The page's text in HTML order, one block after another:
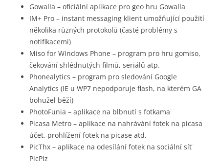
Gowalla – oficiální aplikace pro geo hru Gowalla
IM+ Pro – instant messaging klient umožňující použití
několika různých protokolů (časté problémy s
notifikacemi)
Miso for Windows Phone – program pro hru gomiso,
čekování shlédnutých filmů, seriálů atp.
Phonealytics – program pro sledování Google
Analytics (IE u WP7 nepodporuje flash, na kterém GA
bohužel běží)
PhotoFunia – aplikace na blbnutí s fotkama
Picasa Metro – aplikace na nahrávání fotek na picasa
účet, prohlížení fotek na picase atd.
PicThx – aplikace na odesílání fotek na sociální síť
PicPlz